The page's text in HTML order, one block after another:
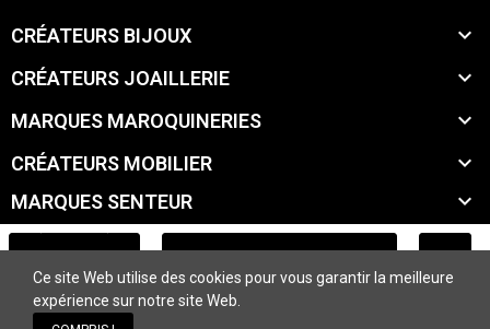
CRÉATEURS BIJOUX 
CRÉATEURS JOAILLERIE 
MARQUES MAROQUINERIES 
CRÉATEURS MOBILIER 
MARQUES SENTEUR 

MARQUES BEAUTÉ 
Ce site Web utilise des cookies pour vous garantir la meilleure
expérience sur notre site Web.